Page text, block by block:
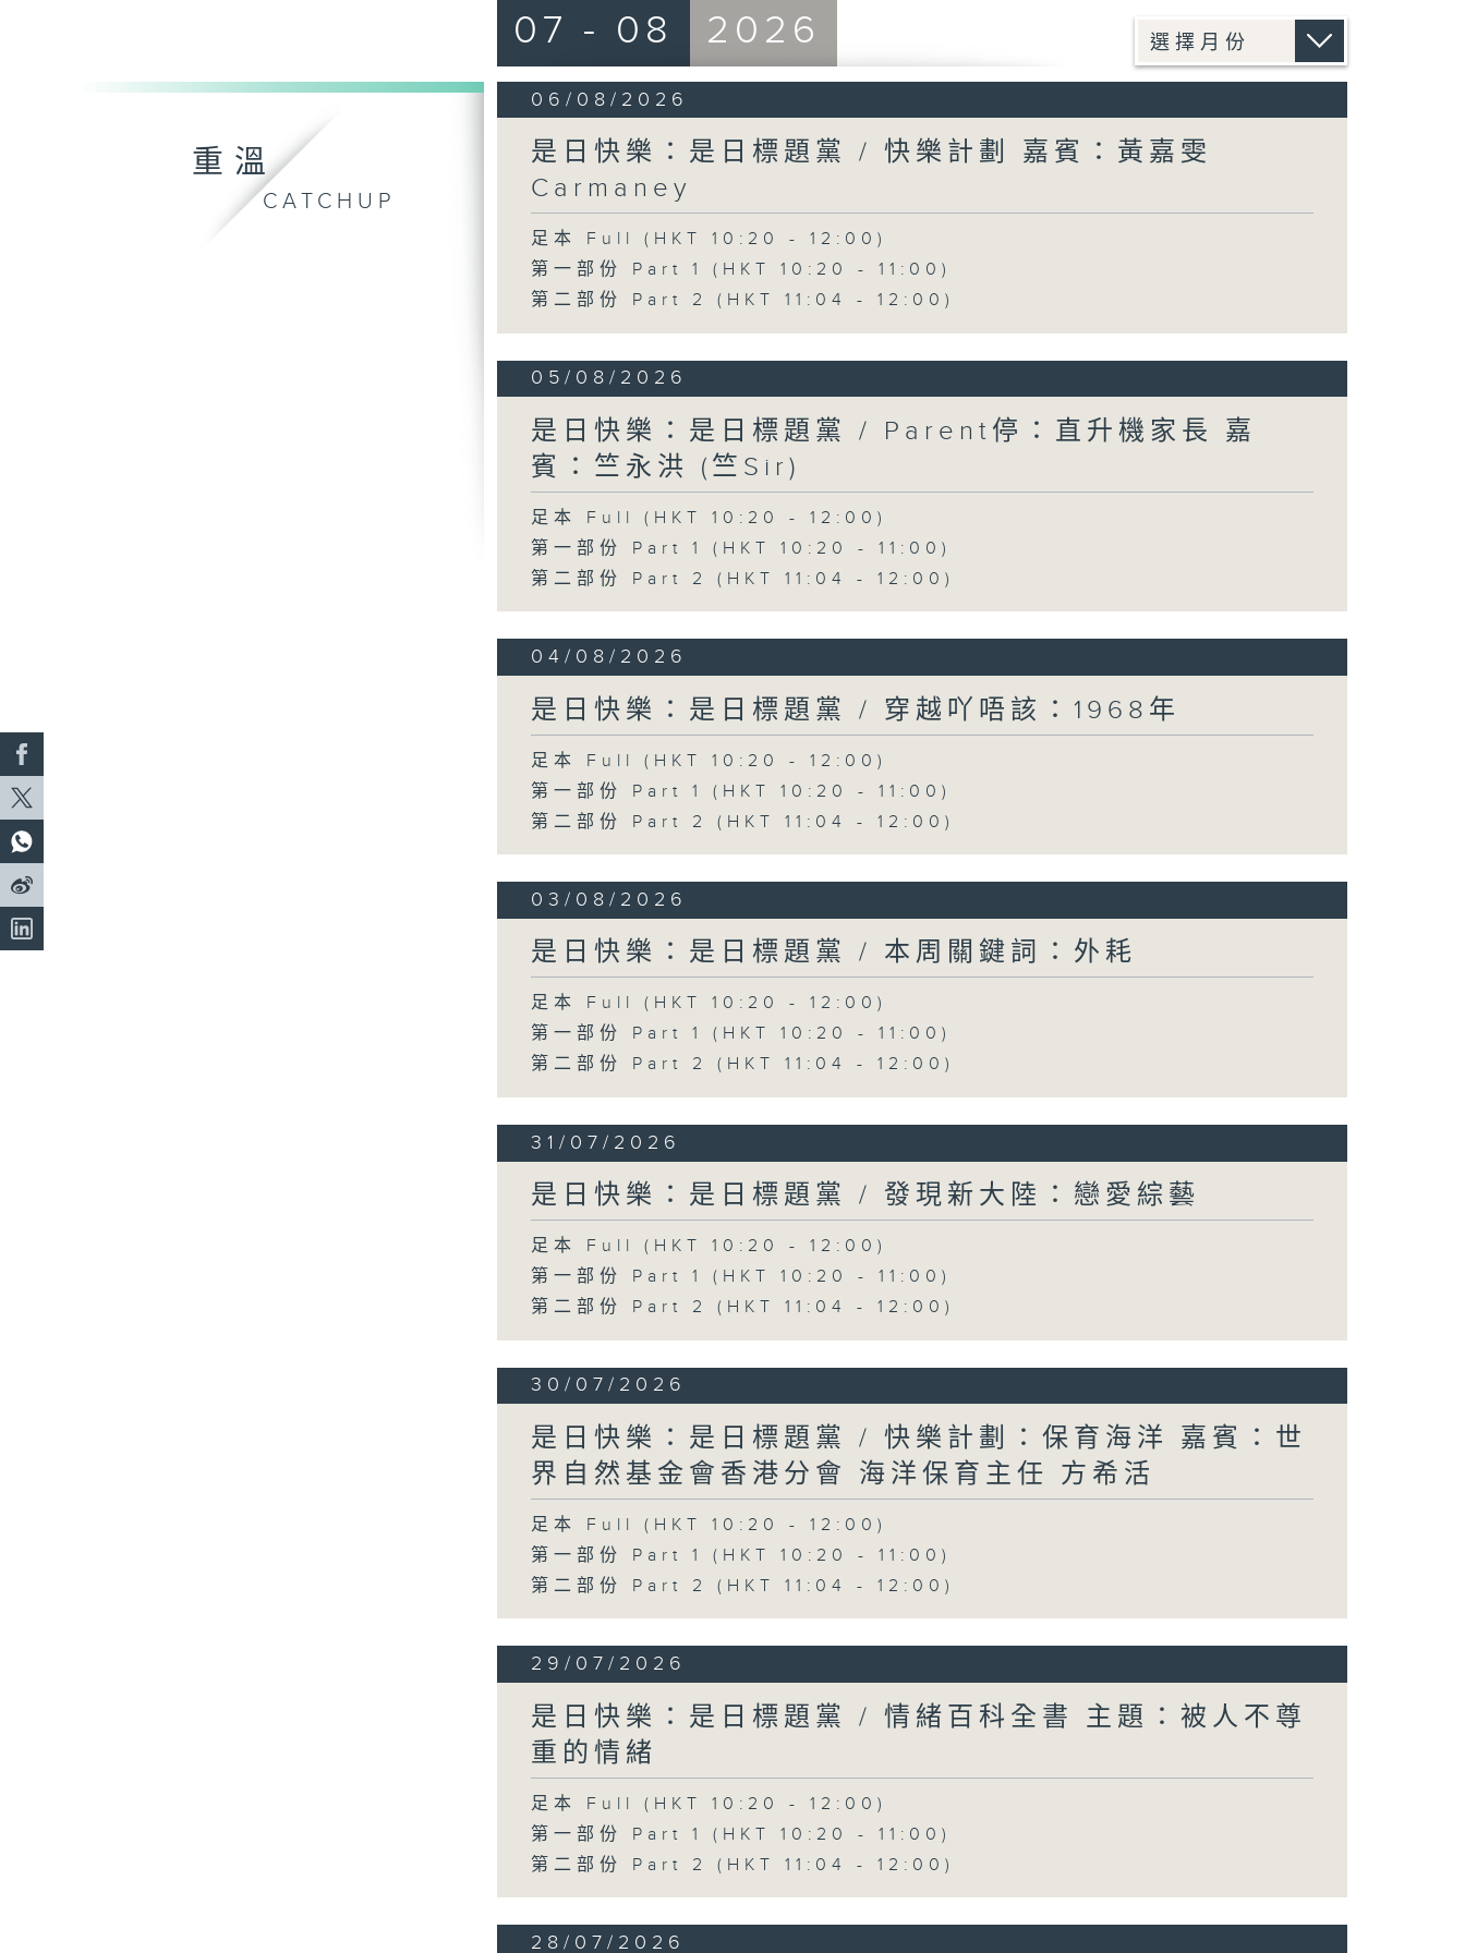
重溫
CATCHUP
07 - 08 2026
06/08/2026
是日快樂：是日標題黨 / 快樂計劃 嘉賓：黃嘉雯
Carmaney
足本 Full (HKT 10:20 - 12:00)
第一部份 Part 1 (HKT 10:20 - 11:00)
第二部份 Part 2 (HKT 11:04 - 12:00)
05/08/2026
是日快樂：是日標題黨 / Parent停：直升機家長 嘉
賓：竺永洪 (竺Sir)
足本 Full (HKT 10:20 - 12:00)
第一部份 Part 1 (HKT 10:20 - 11:00)
第二部份 Part 2 (HKT 11:04 - 12:00)
04/08/2026
是日快樂：是日標題黨 / 穿越吖唔該：1968年
足本 Full (HKT 10:20 - 12:00)
第一部份 Part 1 (HKT 10:20 - 11:00)
第二部份 Part 2 (HKT 11:04 - 12:00)
03/08/2026
是日快樂：是日標題黨 / 本周關鍵詞：外耗
足本 Full (HKT 10:20 - 12:00)
第一部份 Part 1 (HKT 10:20 - 11:00)
第二部份 Part 2 (HKT 11:04 - 12:00)
31/07/2026
是日快樂：是日標題黨 / 發現新大陸：戀愛綜藝
足本 Full (HKT 10:20 - 12:00)
第一部份 Part 1 (HKT 10:20 - 11:00)
第二部份 Part 2 (HKT 11:04 - 12:00)
30/07/2026
是日快樂：是日標題黨 / 快樂計劃：保育海洋 嘉賓：世
界自然基金會香港分會 海洋保育主任 方希活
足本 Full (HKT 10:20 - 12:00)
第一部份 Part 1 (HKT 10:20 - 11:00)
第二部份 Part 2 (HKT 11:04 - 12:00)
29/07/2026
是日快樂：是日標題黨 / 情緒百科全書 主題：被人不尊
重的情緒
足本 Full (HKT 10:20 - 12:00)
第一部份 Part 1 (HKT 10:20 - 11:00)
第二部份 Part 2 (HKT 11:04 - 12:00)
28/07/2026